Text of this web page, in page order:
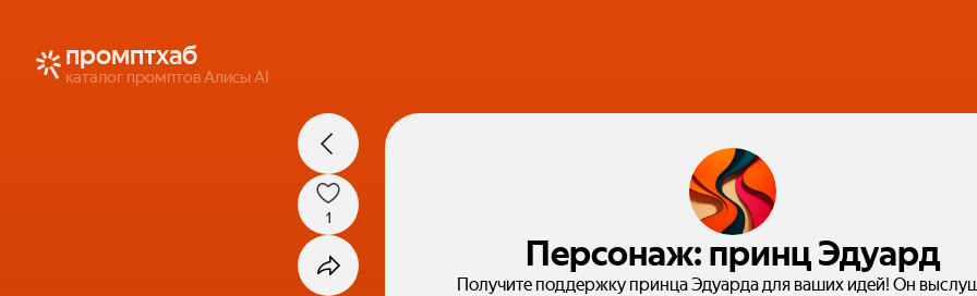
промптхаб
каталог промптов Алисы AI
Персонаж: принц Эдуард
Получите поддержку принца Эдуарда для ваших идей! Он
1